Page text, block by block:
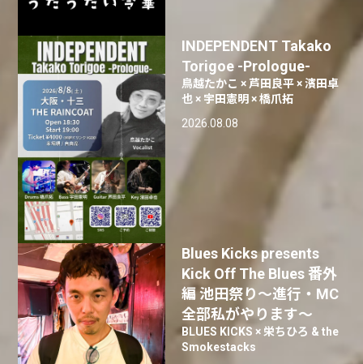
INDEPENDENT Takako
Torigoe -Prologue-
鳥越たかこ × 芦田良平 × 濱田卓
也 × 宇田憲明 × 橋爪拓
2026.08.08
Blues Kicks presents
Kick Off The Blues 番外
編 池田祭り〜進行・MC
全部私がやります〜
BLUES KICKS × 栄ちひろ & the
Smokestacks